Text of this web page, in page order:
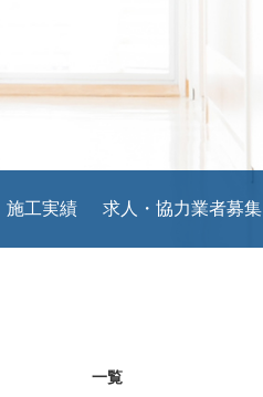
一覧
施工実績 求人・協力業者募集